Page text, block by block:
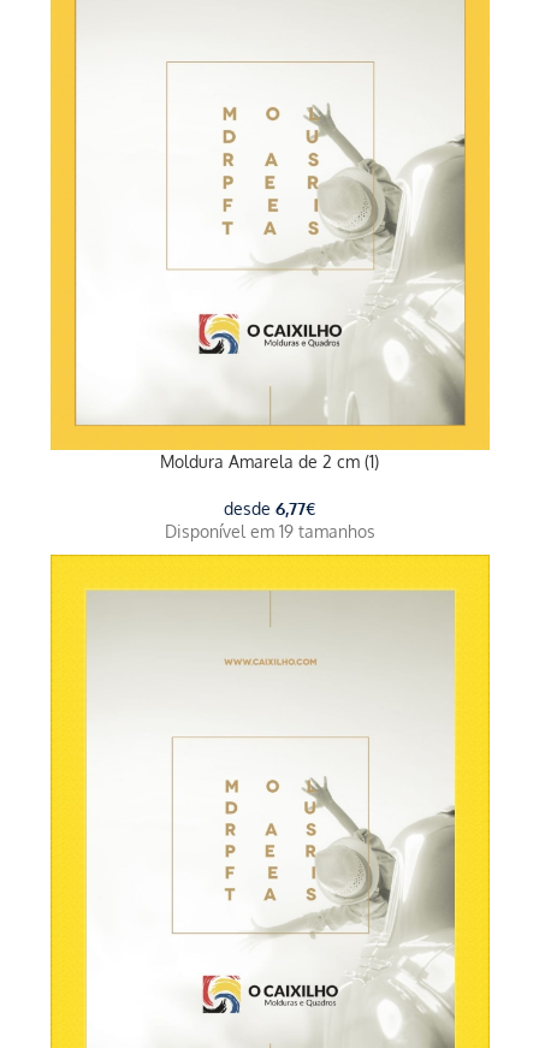
Moldura Amarela de 2 cm (1)
desde 6,77€
Disponível em 19 tamanhos